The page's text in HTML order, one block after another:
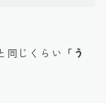
同じくらい 「う